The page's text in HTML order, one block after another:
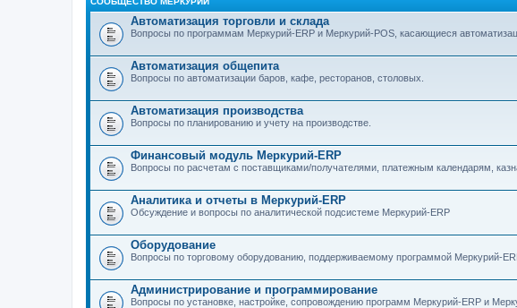
Автоматизация торговли и склада
Вопросы по программам Меркурий-ERP и Меркурий-POS, касающиеся
Автоматизация общепита
Вопросы по автоматизации баров, кафе, ресторанов, столовых.
Автоматизация производства
Вопросы по планированию и учету на производстве.
Финансовый модуль Меркурий-ERP
Вопросы по расчетам с поставщиками/получателями, платежным календарям,
Аналитика и отчеты в Меркурий-ERP
Обсуждение и вопросы по аналитической подсистеме Меркурий-ERP
Оборудование
Вопросы по торговому оборудованию, поддерживаемому программой Меркурий-
Администрирование и программирование
Вопросы по установке, настройке, сопровождению программ Меркурий-ERP и